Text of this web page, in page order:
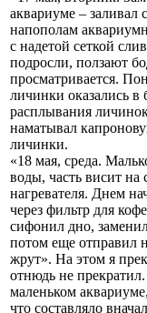
аквариуме – заливал
напополам
с надетой сеткой
подросли, ползают
просматривается.
личинки оказались
расплывания
наматывал
личинки.
«18 мая, среда.
воды, часть висит на
нагревателя. Днем
через фильтр для
сифонил дно,
потом еще отправил
жрут». На этом я
отнюдь не
маленьком
что составляло